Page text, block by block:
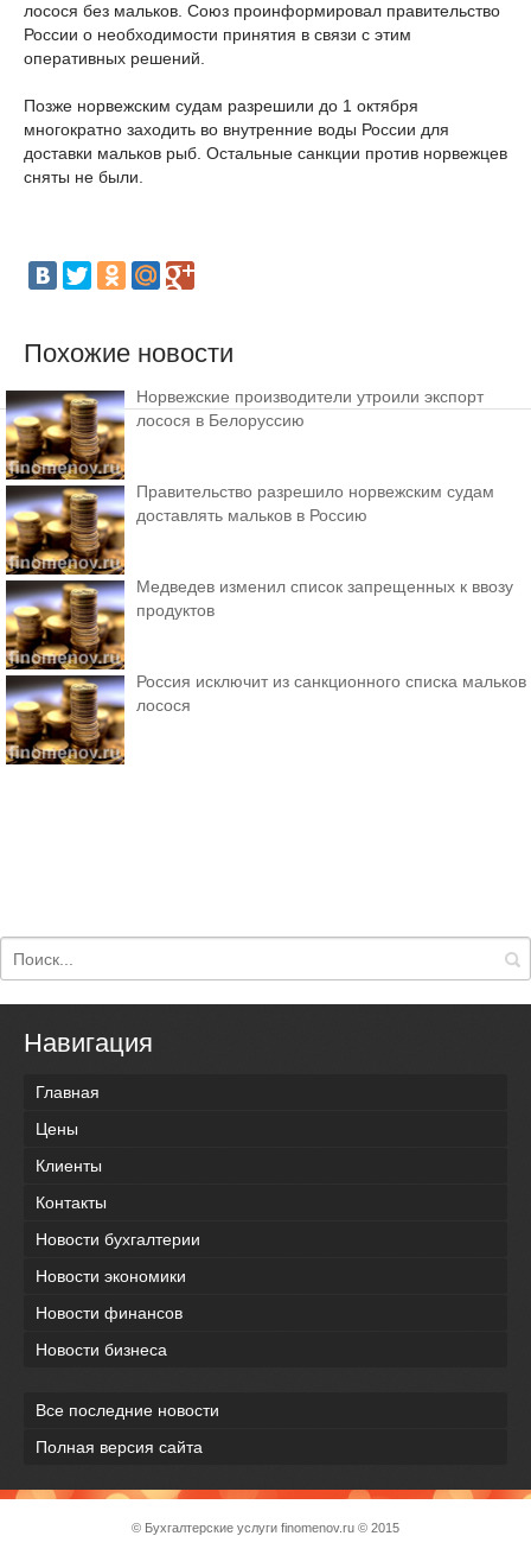
лосося без мальков. Союз проинформировал правительство
России о необходимости принятия в связи с этим
оперативных решений.
Позже норвежским судам разрешили до 1 октября
многократно заходить во внутренние воды России для
доставки мальков рыб. Остальные санкции против норвежцев
сняты не были.
Похожие новости
Норвежские производители утроили экспорт
лосося в Белоруссию
Правительство разрешило норвежским судам
доставлять мальков в Россию
Медведев изменил список запрещенных к ввозу
продуктов
Россия исключит из санкционного списка мальков
лосося
Навигация
Главная
Цены
Клиенты
Контакты
Новости бухгалтерии
Новости экономики
Новости финансов
Новости бизнеса
Все последние новости
Полная версия сайта
© Бухгалтерские услуги finomenov.ru © 2015